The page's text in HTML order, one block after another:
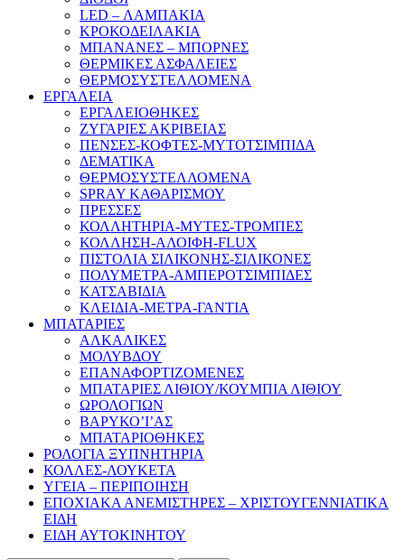
LED – ΛΑΜΠΑΚΙΑ
ΚΡΟΚΟΔΕΙΛΑΚΙΑ
ΜΠΑΝΑΝΕΣ – ΜΠΟΡΝΕΣ
ΘΕΡΜΙΚΕΣ ΑΣΦΑΛΕΙΕΣ
ΘΕΡΜΟΣΥΣΤΕΛΛΟΜΕΝΑ
ΕΡΓΑΛΕΙΑ
ΕΡΓΑΛΕΙΟΘΗΚΕΣ
ΖΥΓΑΡΙΕΣ ΑΚΡΙΒΕΙΑΣ
ΠΕΝΣΕΣ-ΚΟΦΤΕΣ-ΜΥΤΟΤΣΙΜΠΙΔΑ
ΔΕΜΑΤΙΚΑ
ΘΕΡΜΟΣΥΣΤΕΛΛΟΜΕΝΑ
SPRAY ΚΑΘΑΡΙΣΜΟΥ
ΠΡΕΣΣΕΣ
ΚΟΛΛΗΤΗΡΙΑ-ΜΥΤΕΣ-ΤΡΟΜΠΕΣ
ΚΟΛΛΗΣΗ-ΑΛΟΙΦΗ-FLUX
ΠΙΣΤΟΛΙΑ ΣΙΛΙΚΟΝΗΣ-ΣΙΛΙΚΟΝΕΣ
ΠΟΛΥΜΕΤΡΑ-ΑΜΠΕΡΟΤΣΙΜΠΙΔΕΣ
ΚΑΤΣΑΒΙΔΙΑ
ΚΛΕΙΔΙΑ-ΜΕΤΡΑ-ΓΑΝΤΙΑ
ΜΠΑΤΑΡΙΕΣ
ΑΛΚΑΛΙΚΕΣ
ΜΟΛΥΒΔΟΥ
ΕΠΑΝΑΦΟΡΤΙΖΟΜΕΝΕΣ
ΜΠΑΤΑΡΙΕΣ ΛΙΘΙΟΥ/ΚΟΥΜΠΙΑ ΛΙΘΙΟΥ
ΩΡΟΛΟΓΙΩΝ
ΒΑΡΥΚΟ’Ι’ΑΣ
ΜΠΑΤΑΡΙΟΘΗΚΕΣ
ΡΟΛΟΓΙΑ ΞΥΠΝΗΤΗΡΙΑ
ΚΟΛΛΕΣ-ΛΟΥΚΕΤΑ
ΥΓΕΙΑ – ΠΕΡΙΠΟΙΗΣΗ
ΕΠΟΧΙΑΚΑ ΑΝΕΜΙΣΤΗΡΕΣ – ΧΡΙΣΤΟΥΓΕΝΝΙΑΤΙΚΑ
ΕΙΔΗ
ΕΙΔΗ ΑΥΤΟΚΙΝΗΤΟΥ